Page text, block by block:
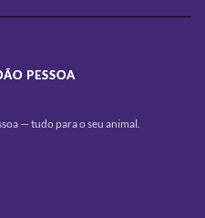
PESSOA
— tudo para o seu animal.